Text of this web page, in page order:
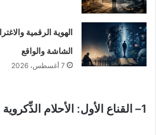
الهوية الرقمية
الشاشة والواقع
7 أغسطس، 2026
1– القناع الأول: الأحلام الذِّكروية